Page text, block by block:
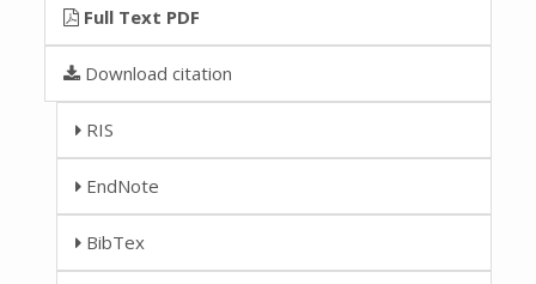
Full Text PDF
Download citation
RIS
EndNote
BibTex